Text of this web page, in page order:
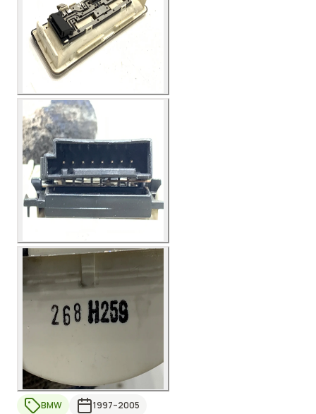
BMW 1997–2005